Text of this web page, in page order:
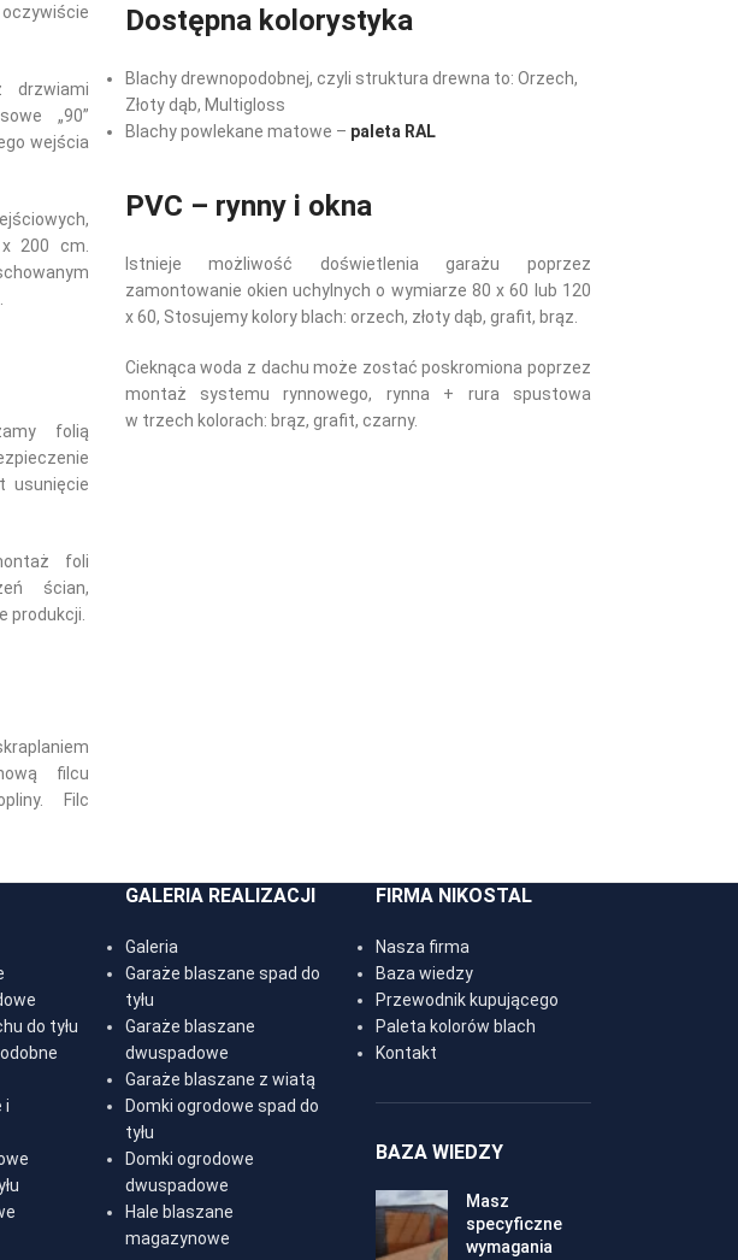
drzwiami
„90”
wejścia
200 cm.
folią
usunięcie
foli
ścian,
produkcji.
filcu
Filc
Dostępna kolorystyka
Blachy drewnopodobnej, czyli struktura drewna to: Orzech,
Złoty dąb, Multigloss
Blachy powlekane matowe – paleta RAL
PVC – rynny i okna
Istnieje możliwość doświetlenia garażu poprzez
zamontowanie okien uchylnych o wymiarze 80 x 60 lub 120
x 60, Stosujemy kolory blach: orzech, złoty dąb, grafit, brąz.
Cieknąca woda z dachu może zostać poskromiona poprzez
montaż systemu rynnowego, rynna + rura spustowa
w trzech kolorach: brąz, grafit, czarny.
do tyłu
i
GALERIA REALIZACJI
Galeria
Garaże blaszane spad do
tyłu
Garaże blaszane
dwuspadowe
Garaże blaszane z wiatą
Domki ogrodowe spad do
tyłu
Domki ogrodowe
dwuspadowe
Hale blaszane
magazynowe
FIRMA NIKOSTAL
Nasza firma
Baza wiedzy
Przewodnik kupującego
Paleta kolorów blach
Kontakt
BAZA WIEDZY
Masz
specyficzne
wymagania